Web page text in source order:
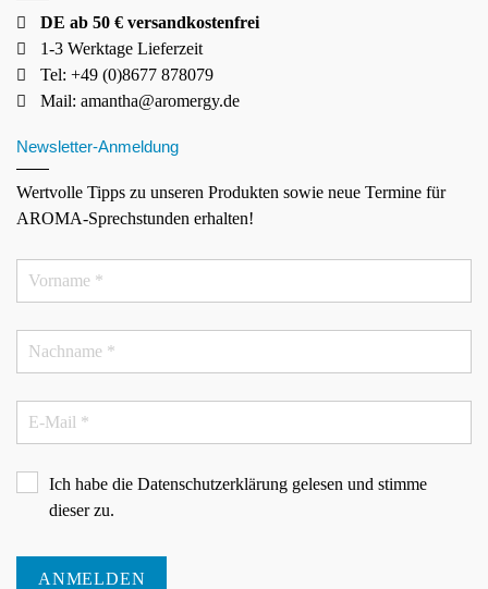
DE ab 50 € versandkostenfrei
1-3 Werktage Lieferzeit
Tel: +49 (0)8677 878079
Mail: amantha@aromergy.de
Newsletter-Anmeldung
Wertvolle Tipps zu unseren Produkten sowie neue Termine für
AROMA-Sprechstunden erhalten!
Ich habe die Datenschutzerklärung gelesen und stimme
dieser zu.
ANMELDEN